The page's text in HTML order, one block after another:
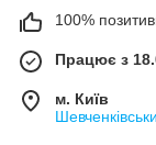
100%
Працює з
м. Київ